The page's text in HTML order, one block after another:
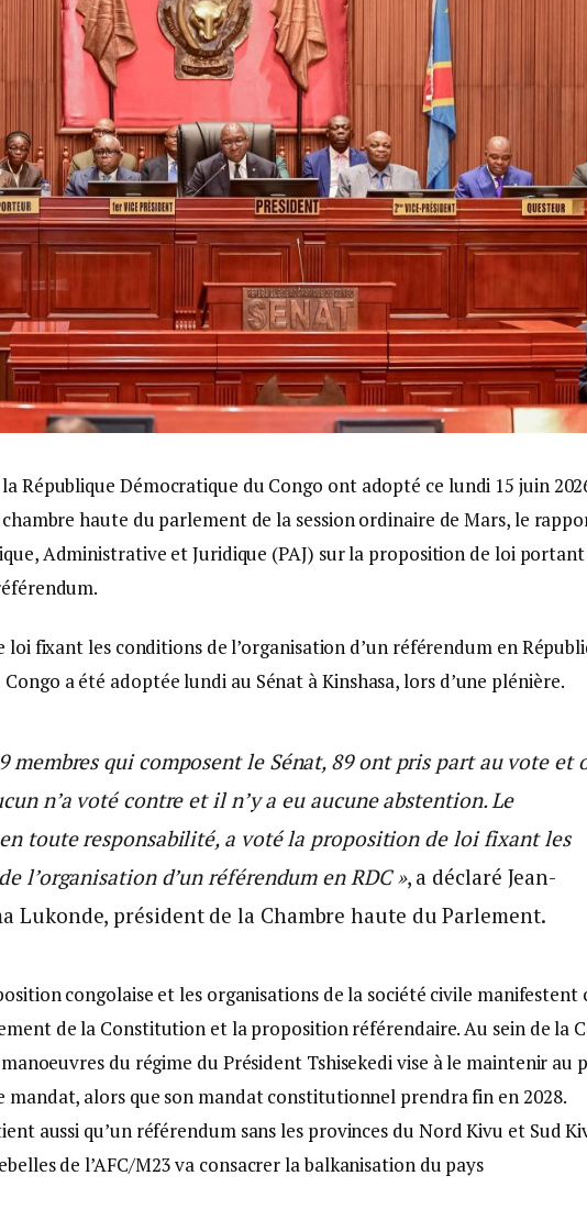
République Démocratique du Congo ont adopté ce lundi 15 juin
haute du parlement de la session ordinaire de Mars, le
Administrative et Juridique (PAJ) sur la proposition de loi portant
fixant les conditions de l’organisation d’un référendum en
a été adoptée lundi au Sénat à Kinshasa, lors d’une plénière.
membres qui composent le Sénat, 89 ont pris part au vote et
n’a voté contre et il n’y a eu aucune abstention. Le
toute responsabilité, a voté la proposition de loi fixant les
l’organisation d’un référendum en RDC », a déclaré Jean-
Lukonde, président de la Chambre haute du Parlement.
congolaise et les organisations de la société civile manifestent
de la Constitution et la proposition référendaire. Au sein de la
manoeuvres du régime du Président Tshisekedi vise à le maintenir au
mandat, alors que son mandat constitutionnel prendra fin en 2028.
aussi qu’un référendum sans les provinces du Nord Kivu et Sud
de l’AFC/M23 va consacrer la balkanisation du pays